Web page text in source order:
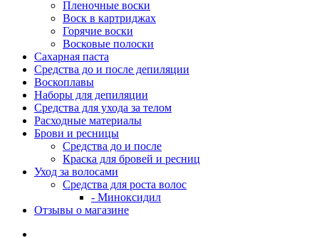
Пленочные воски
Воск в картриджах
Горячие воски
Восковые полоски
Сахарная паста
Средства до и после депиляции
Воскоплавы
Наборы для депиляции
Средства для ухода за телом
Расходные материалы
Брови и ресницы
Средства до и после
Краска для бровей и ресниц
Уход за волосами
Средства для роста волос
- Миноксидил
Отзывы о магазине